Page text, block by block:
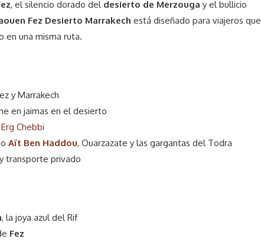
, el silencio dorado del desierto de Merzouga y el bullicio
Fez Desierto Marrakech está diseñado para viajeros que
en una misma ruta.
y Marrakech
en jaimas en el desierto
Erg Chebbi
Aït Ben Haddou, Ouarzazate y las gargantas del Todra
transporte privado
, la joya azul del Rif
Fez